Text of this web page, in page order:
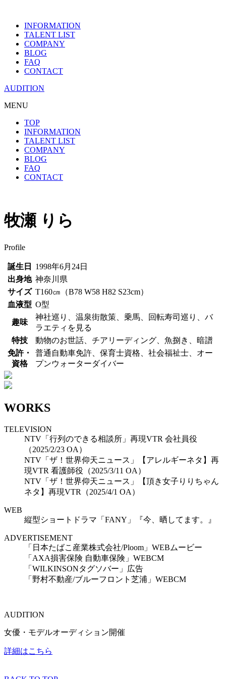
INFORMATION
TALENT LIST
COMPANY
BLOG
FAQ
CONTACT
AUDITION
MENU
TOP
INFORMATION
TALENT LIST
COMPANY
BLOG
FAQ
CONTACT
牧瀬 りら
Profile
誕生日
1998年6月24日
出身地 神奈川県
サイズ T160㎝（B78 W58 H82 S23cm）
血液型 O型
趣味
神社巡り、温泉街散策、乗馬、回転寿司巡り、バ
ラエティを見る
特技
動物のお世話、チアリーディング、魚捌き、暗譜
免許・
資格
普通自動車免許、保育士資格、社会福祉士、オー
プンウォーターダイバー
WORKS
TELEVISION
NTV「行列のできる相談所」再現VTR 会社員役
（2025/2/23 OA）
NTV「ザ！世界仰天ニュース」【アレルギーネタ】再
現VTR 看護師役（2025/3/11 OA）
NTV「ザ！世界仰天ニュース」【頂き女子りりちゃん
ネタ】再現VTR（2025/4/1 OA）
WEB
縦型ショートドラマ「FANY」『今、晒してます。』
ADVERTISEMENT
「日本たばこ産業株式会社/Ploom」WEBムービー
「AXA損害保険 自動車保険」WEBCM
「WILKINSONタグソバー」広告
「野村不動産/ブルーフロント芝浦」WEBCM
AUDITION
女優・モデルオーディション開催
詳細はこちら